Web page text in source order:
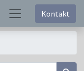
Kontakt